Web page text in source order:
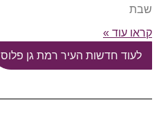
שבת
קראו עוד »
לעוד חדשות העיר רמת גן פלוס